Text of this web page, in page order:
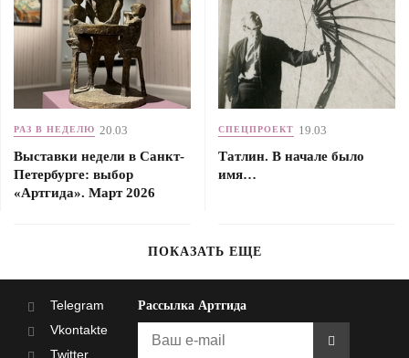
РАЗ В НЕДЕЛЮ 20.03
Выставки недели в Санкт-
Петербурге: выбор
«Артгида». Март 2026
СПЕЦПРОЕКТ 19.03
Татлин. В начале было
имя…
ПОКАЗАТЬ ЕЩЕ
Telegram
Vkontakte
Twitter
Рассылка Артгида